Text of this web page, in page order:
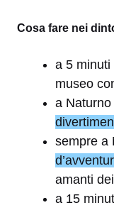
Cosa fare nei
a 5 minuti
museo
a Naturno
sempre a
amanti
a 15